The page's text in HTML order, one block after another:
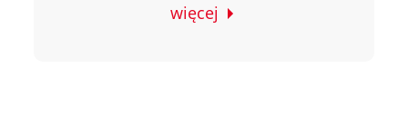
więcej